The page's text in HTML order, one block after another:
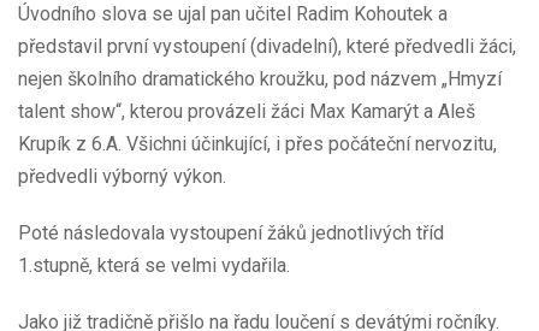
Úvodního slova se ujal pan učitel Radim Kohoutek a
představil první vystoupení (divadelní), které předvedli žáci,
nejen školního dramatického kroužku, pod názvem „Hmyzí
talent show“, kterou provázeli žáci Max Kamarýt a Aleš
Krupík z 6.A. Všichni účinkující, i přes počáteční nervozitu,
předvedli výborný výkon.
Poté následovala vystoupení žáků jednotlivých tříd
1.stupně, která se velmi vydařila.
Jako již tradičně přišlo na řadu loučení s devátými ročníky.